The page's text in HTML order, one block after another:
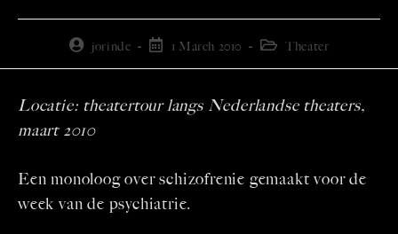
jorinde 1 March 2010 Theater
Locatie: theatertour langs Nederlandse theaters,
maart 2010
Een monoloog over schizofrenie gemaakt voor de
week van de psychiatrie.